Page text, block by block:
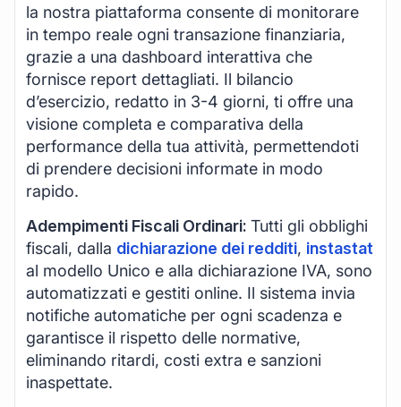
la nostra piattaforma consente di monitorare
in tempo reale ogni transazione finanziaria,
grazie a una dashboard interattiva che
fornisce report dettagliati. Il bilancio
d’esercizio, redatto in 3-4 giorni, ti offre una
visione completa e comparativa della
performance della tua attività, permettendoti
di prendere decisioni informate in modo
rapido.
Adempimenti Fiscali Ordinari: Tutti gli obblighi
fiscali, dalla dichiarazione dei redditi, instastat
al modello Unico e alla dichiarazione IVA, sono
automatizzati e gestiti online. Il sistema invia
notifiche automatiche per ogni scadenza e
garantisce il rispetto delle normative,
eliminando ritardi, costi extra e sanzioni
inaspettate.